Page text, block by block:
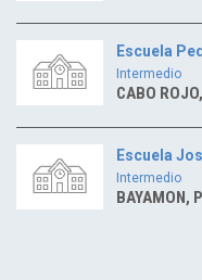
Escuela
Intermedio
CABO
Escuela
Intermedio
BAYAMON,